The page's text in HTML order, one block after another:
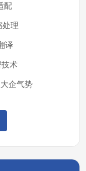
配
处理
译
技术
企气势